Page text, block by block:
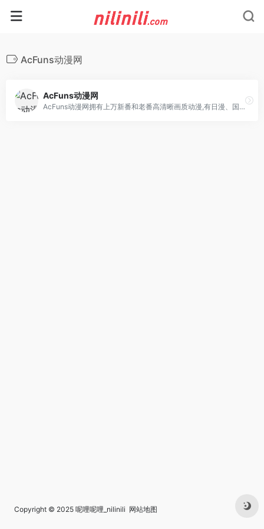
AcFuns动漫网
AcFuns动漫网
AcFuns动漫网拥有上万新番和老番高清晰画质动漫,有日漫、国漫、欧美动漫、动漫电影等,打造最全最专业更新及时的动漫站，AcFuns致力为所有动漫迷们提供最好看的动漫。
Copyright © 2025 呢哩呢哩_nilinili 网站地图